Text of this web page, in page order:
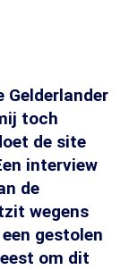
Gelderlander
toch
de site
interview
de
wegens
gestolen
om dit